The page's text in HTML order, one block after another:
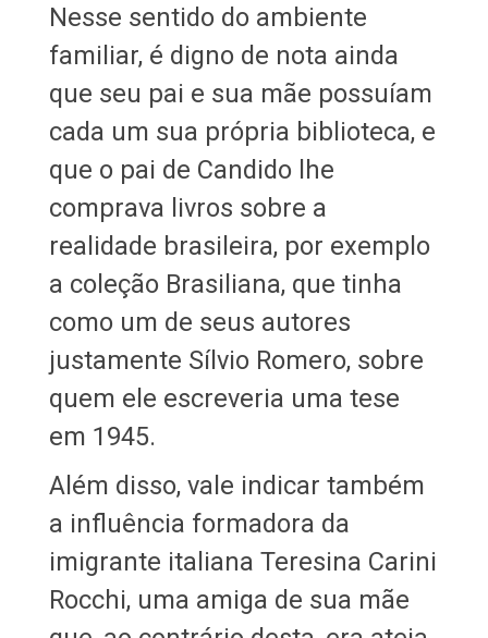
Nesse sentido do ambiente
familiar, é digno de nota ainda
que seu pai e sua mãe possuíam
cada um sua própria biblioteca, e
que o pai de Candido lhe
comprava livros sobre a
realidade brasileira, por exemplo
a coleção Brasiliana, que tinha
como um de seus autores
justamente Sílvio Romero, sobre
quem ele escreveria uma tese
em 1945.
Além disso, vale indicar também
a influência formadora da
imigrante italiana Teresina Carini
Rocchi, uma amiga de sua mãe